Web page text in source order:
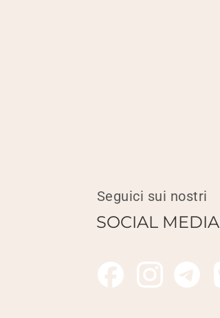
SOCIAL MEDIA
Seguici sui nostri